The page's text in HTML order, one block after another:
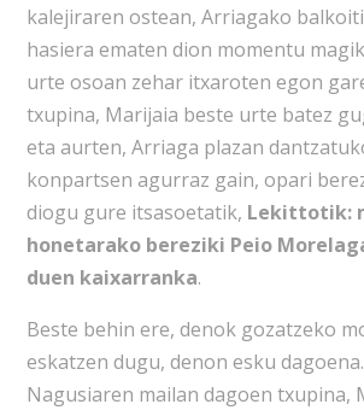
kalejiraren ostean, Arriagako
hasiera ematen dion momentu
urte osoan zehar itxaroten egon
txupina, Marijaia beste urte batez
eta aurten, Arriaga plazan
konpartsen agurraz gain, opari
diogu gure itsasoetatik, Lekittotik:
honetarako bereziki Peio
duen kaixarranka.
Beste behin ere, denok gozatzeko
eskatzen dugu, denon esku
Nagusiaren mailan dagoen txupina,